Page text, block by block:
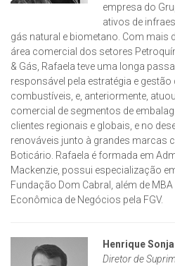
empresa do
ativos de
gás natural e biometano. Com mais
área comercial dos setores
& Gás, Rafaela teve uma longa
responsável pela estratégia e
combustíveis, e, anteriormente,
comercial de segmentos de
clientes regionais e globais, e no
renováveis junto à grandes marcas
Boticário. Rafaela é formada em
Mackenzie, possui especialização
Fundação Dom Cabral, além de
Econômica de Negócios pela FGV.
Henrique Sonja
Diretor de